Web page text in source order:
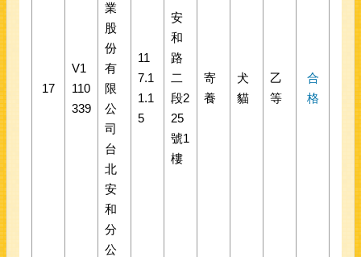
17
V1
110
339
業
股
份
有
限
公
司
台
北
安
和
分
公
11
7.1
1.1
5
安
和
路
二
段2
25
號1
樓
寄
養
犬
貓
乙
等
合
格